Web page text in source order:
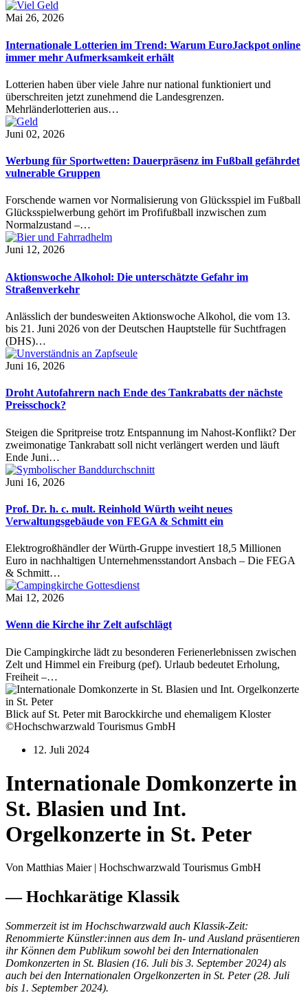
Mai 26, 2026
Internationale Lotterien im Trend: Warum EuroJackpot online
immer mehr Aufmerksamkeit erhält
Lotterien haben über viele Jahre nur national funktioniert und
überschreiten jetzt zunehmend die Landesgrenzen.
Mehrländerlotterien aus…
Juni 02, 2026
Werbung für Sportwetten: Dauerpräsenz im Fußball gefährdet
vulnerable Gruppen
Forschende warnen vor Normalisierung von Glücksspiel im Fußball
Glücksspielwerbung gehört im Profifußball inzwischen zum
Normalzustand –…
Juni 12, 2026
Aktionswoche Alkohol: Die unterschätzte Gefahr im
Straßenverkehr
Anlässlich der bundesweiten Aktionswoche Alkohol, die vom 13.
bis 21. Juni 2026 von der Deutschen Hauptstelle für Suchtfragen
(DHS)…
Juni 16, 2026
Droht Autofahrern nach Ende des Tankrabatts der nächste
Preisschock?
Steigen die Spritpreise trotz Entspannung im Nahost-Konflikt? Der
zweimonatige Tankrabatt soll nicht verlängert werden und läuft
Ende Juni…
Juni 16, 2026
Prof. Dr. h. c. mult. Reinhold Würth weiht neues
Verwaltungsgebäude von FEGA & Schmitt ein
Elektrogroßhändler der Würth-Gruppe investiert 18,5 Millionen
Euro in nachhaltigen Unternehmensstandort Ansbach – Die FEGA
& Schmitt…
Mai 12, 2026
Wenn die Kirche ihr Zelt aufschlägt
Die Campingkirche lädt zu besonderen Ferienerlebnissen zwischen
Zelt und Himmel ein Freiburg (pef). Urlaub bedeutet Erholung,
Freiheit –…
Blick auf St. Peter mit Barockkirche und ehemaligem Kloster
©Hochschwarzwald Tourismus GmbH
12. Juli 2024
Internationale Domkonzerte in
St. Blasien und Int.
Orgelkonzerte in St. Peter
Von Matthias Maier | Hochschwarzwald Tourismus GmbH
— Hochkarätige Klassik
Sommerzeit ist im Hochschwarzwald auch Klassik-Zeit:
Renommierte Künstler:innen aus dem In- und Ausland präsentieren
ihr Können dem Publikum sowohl bei den Internationalen
Domkonzerten in St. Blasien (16. Juli bis 3. September 2024) als
auch bei den Internationalen Orgelkonzerten in St. Peter (28. Juli
bis 1. September 2024).